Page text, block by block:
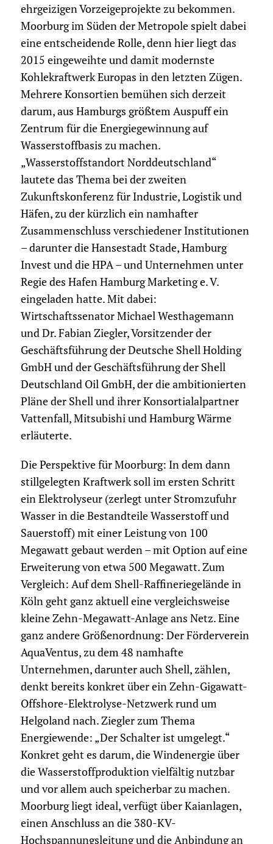
ehrgeizigen Vorzeigeprojekte zu bekommen.
Moorburg im Süden der Metropole spielt dabei
eine entscheidende Rolle, denn hier liegt das
2015 eingeweihte und damit modernste
Kohlekraftwerk Europas in den letzten Zügen.
Mehrere Konsortien bemühen sich derzeit
darum, aus Hamburgs größtem Auspuff ein
Zentrum für die Energiegewinnung auf
Wasserstoffbasis zu machen.
„Wasserstoffstandort Norddeutschland“
lautete das Thema bei der zweiten
Zukunftskonferenz für Industrie, Logistik und
Häfen, zu der kürzlich ein namhafter
Zusammenschluss verschiedener Institutionen
– darunter die Hansestadt Stade, Hamburg
Invest und die HPA – und Unternehmen unter
Regie des Hafen Hamburg Marketing e. V.
eingeladen hatte. Mit dabei:
Wirtschaftssenator Michael Westhagemann
und Dr. Fabian Ziegler, Vorsitzender der
Geschäftsführung der Deutsche Shell Holding
GmbH und der Geschäftsführung der Shell
Deutschland Oil GmbH, der die ambitionierten
Pläne der Shell und ihrer Konsortialalpartner
Vattenfall, Mitsubishi und Hamburg Wärme
erläuterte.
Die Perspektive für Moorburg: In dem dann
stillgelegten Kraftwerk soll im ersten Schritt
ein Elektrolyseur (zerlegt unter Stromzufuhr
Wasser in die Bestandteile Wasserstoff und
Sauerstoff) mit einer Leistung von 100
Megawatt gebaut werden – mit Option auf eine
Erweiterung von etwa 500 Megawatt. Zum
Vergleich: Auf dem Shell-Raffineriegelände in
Köln geht ganz aktuell eine vergleichsweise
kleine Zehn-Megawatt-Anlage ans Netz. Eine
ganz andere Größenordnung: Der Förderverein
AquaVentus, zu dem 48 namhafte
Unternehmen, darunter auch Shell, zählen,
denkt bereits konkret über ein Zehn-Gigawatt-
Offshore-Elektrolyse-Netzwerk rund um
Helgoland nach. Ziegler zum Thema
Energiewende: „Der Schalter ist umgelegt.“
Konkret geht es darum, die Windenergie über
die Wasserstoffproduktion vielfältig nutzbar
und vor allem auch speicherbar zu machen.
Moorburg liegt ideal, verfügt über Kaianlagen,
einen Anschluss an die 380-KV-
Hochspannungsleitung und die Anbindung an